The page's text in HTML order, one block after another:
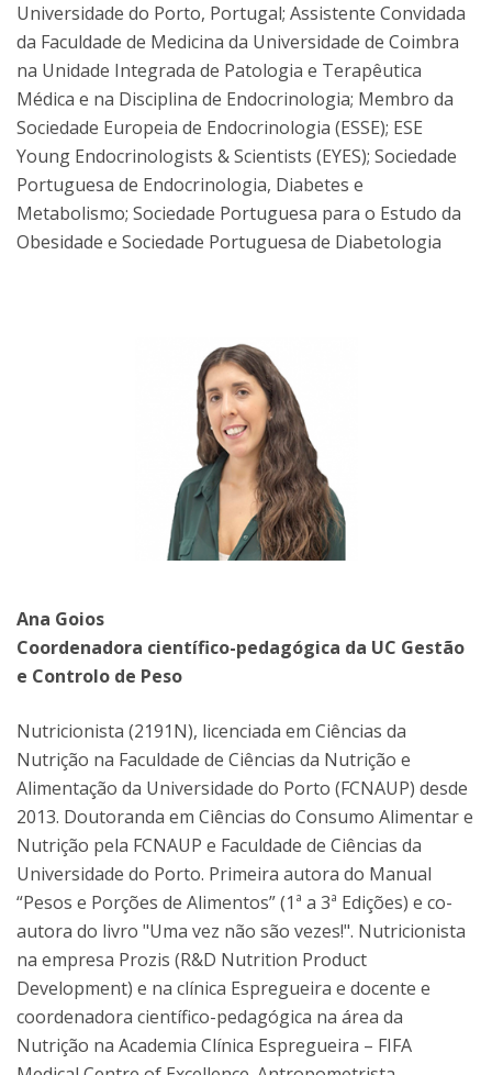
Universidade do Porto, Portugal; Assistente Convidada
da Faculdade de Medicina da Universidade de Coimbra
na Unidade Integrada de Patologia e Terapêutica
Médica e na Disciplina de Endocrinologia; Membro da
Sociedade Europeia de Endocrinologia (ESSE); ESE
Young Endocrinologists & Scientists (EYES); Sociedade
Portuguesa de Endocrinologia, Diabetes e
Metabolismo; Sociedade Portuguesa para o Estudo da
Obesidade e Sociedade Portuguesa de Diabetologia
Ana Goios
Coordenadora científico-pedagógica da UC Gestão
e Controlo de Peso
Nutricionista (2191N), licenciada em Ciências da
Nutrição na Faculdade de Ciências da Nutrição e
Alimentação da Universidade do Porto (FCNAUP) desde
2013. Doutoranda em Ciências do Consumo Alimentar e
Nutrição pela FCNAUP e Faculdade de Ciências da
Universidade do Porto. Primeira autora do Manual
“Pesos e Porções de Alimentos” (1ª a 3ª Edições) e co-
autora do livro "Uma vez não são vezes!". Nutricionista
na empresa Prozis (R&D Nutrition Product
Development) e na clínica Espregueira e docente e
coordenadora científico-pedagógica na área da
Nutrição na Academia Clínica Espregueira – FIFA